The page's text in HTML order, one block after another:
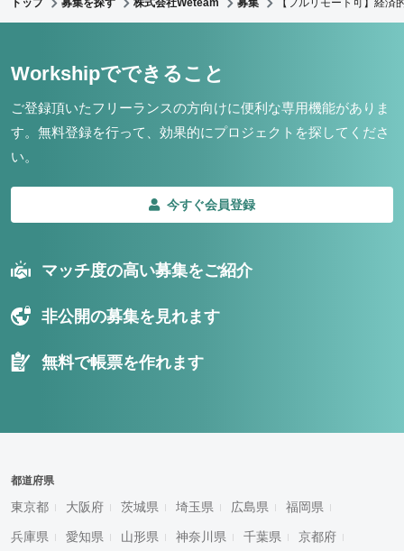
トップ 募集を探す 株式会社Weteam 募集 【フルリモート可】経
Workshipでできること
ご登録頂いたフリーランスの方向けに便利な専用機能がありま
す。 無料登録を行って、効果的にプロジェクトを探してくださ
い。
今すぐ会員登録
マッチ度の高い募集をご紹介
非公開の募集を見れます
無料で帳票を作れます
都道府県
東京都 大阪府 茨城県 埼玉県 広島県 福岡県
兵庫県 愛知県 山形県 神奈川県 千葉県 京都府